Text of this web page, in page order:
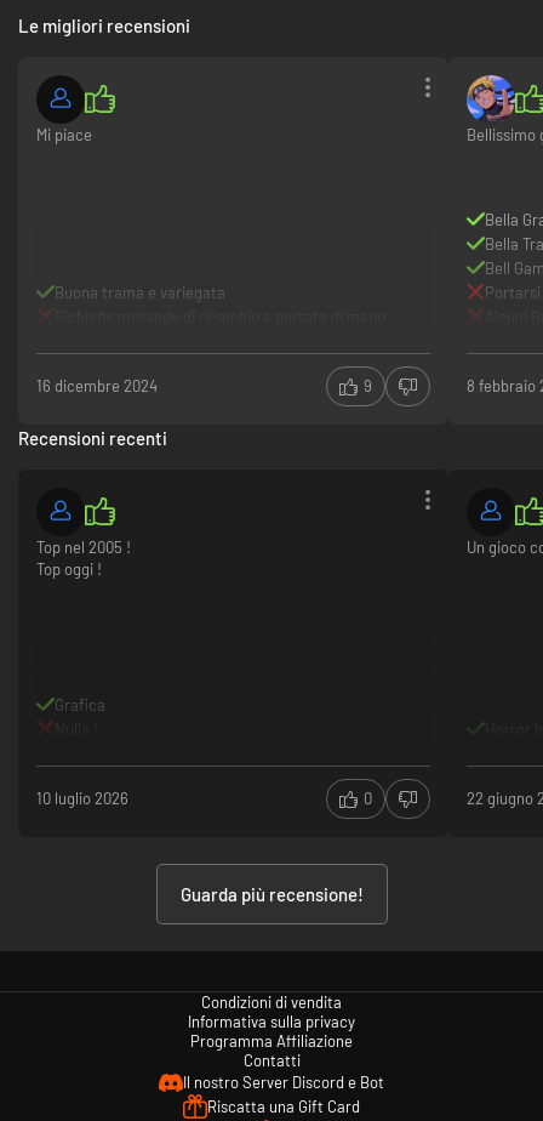
Le migliori recensioni
Mi piace
Buona trama e variegata
16 dicembre 2024 9
Bellissimo
Bella
Bella
Bell
8 febbraio
Recensioni recenti
Top nel 2005 !
Top oggi !
Grafica
10 luglio 2026 0
Un gioco
22 giugno
Guarda più recensione!
Condizioni di vendita
Informativa sulla privacy
Programma Affiliazione
Contatti
Il nostro Server Discord e Bot
Riscatta una Gift Card